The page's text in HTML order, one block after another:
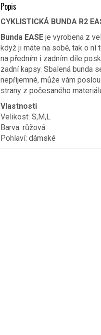
Popis
CYKLISTICKÁ BUNDA R2
Bunda EASEje vyrobena z
když ji máte na sobě, tak o ní
na předním i zadním díle
zadní kapsy. Sbalená bunda
nepříjemné, může vám
strany z počesaného
Vlastnosti
Velikost: S,M,L
Barva: růžová
Pohlaví: dámské